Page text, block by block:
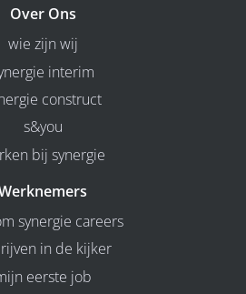
Over Ons
wie zijn wij
interim
construct
s&you
bij synergie
synergie careers
in de kijker
eerste job